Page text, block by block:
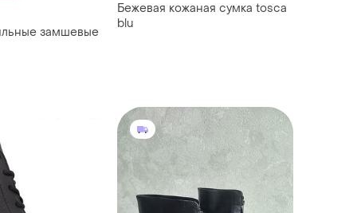
замшевые
Бежевая кожаная сумка tosca
blu